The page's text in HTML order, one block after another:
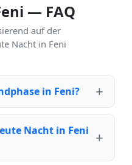
— FAQ
auf der
Nacht in Feni
in Feni?
Nacht in Feni